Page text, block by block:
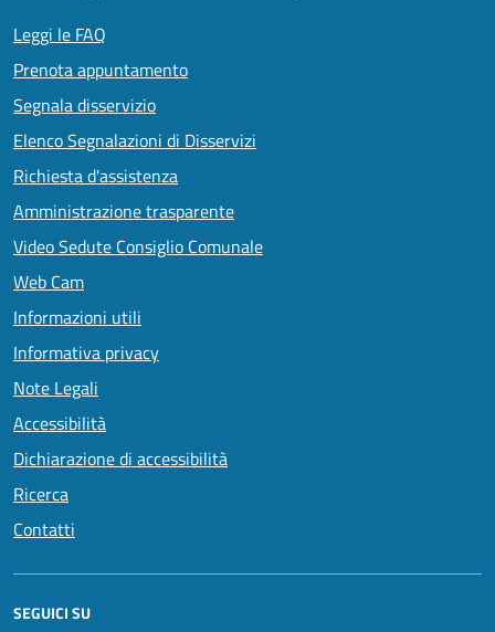
Leggi le FAQ
Prenota appuntamento
Segnala disservizio
Elenco Segnalazioni di Disservizi
Richiesta d'assistenza
Amministrazione trasparente
Video Sedute Consiglio Comunale
Web Cam
Informazioni utili
Informativa privacy
Note Legali
Accessibilità
Dichiarazione di accessibilità
Ricerca
Contatti
SEGUICI SU